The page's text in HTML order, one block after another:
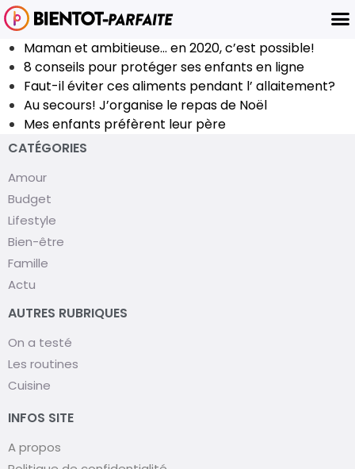
Maman et ambitieuse… en 2020, c’est possible!
8 conseils pour protéger ses enfants en ligne
Faut-il éviter ces aliments pendant l’ allaitement?
Au secours! J’organise le repas de Noël
Mes enfants préfèrent leur père
CATÉGORIES
Amour
Budget
Lifestyle
Bien-être
Famille
Actu
AUTRES RUBRIQUES
On a testé
Les routines
Cuisine
INFOS SITE
A propos